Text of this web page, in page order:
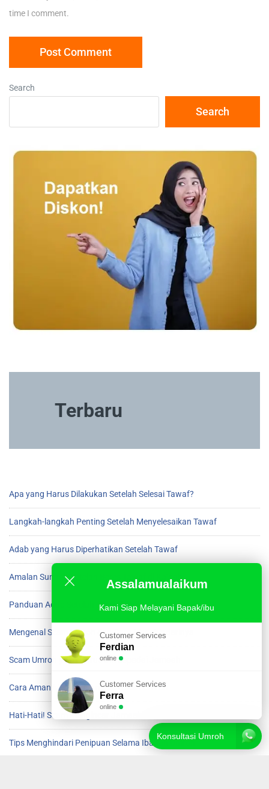
time I comment.
Search
Search
Terbaru
Apa yang Harus Dilakukan Setelah Selesai Tawaf?
Langkah-langkah Penting Setelah Menyelesaikan Tawaf
Adab yang Harus Diperhatikan Setelah Tawaf
Amalan Sunnah Setelah Beres Tawaf di Ka’bah
Panduan Adab Setelah Menyelesaikan Tawaf
Mengenal Scam Umroh dan Cara Menghindarinya
Scam Umroh yang Harus Diwaspadai Jamaah
Cara Aman Menghindari Scam saat Umroh
Hati-Hati! Scam Mengincar Jamaah Umroh
Tips Menghindari Penipuan Selama Ibadah Umroh
Konsultasi Umroh
Assalamualaikum
Kami Siap Melayani Bapak/ibu
Customer Services
Ferdian
online
Customer Services
Ferra
online